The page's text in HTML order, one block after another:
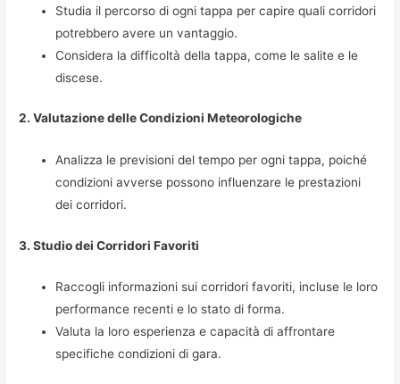
Studia il percorso di ogni tappa per capire quali corridori
potrebbero avere un vantaggio.
Considera la difficoltà della tappa, come le salite e le
discese.
2. Valutazione delle Condizioni Meteorologiche
Analizza le previsioni del tempo per ogni tappa, poiché
condizioni avverse possono influenzare le prestazioni
dei corridori.
3. Studio dei Corridori Favoriti
Raccogli informazioni sui corridori favoriti, incluse le loro
performance recenti e lo stato di forma.
Valuta la loro esperienza e capacità di affrontare
specifiche condizioni di gara.